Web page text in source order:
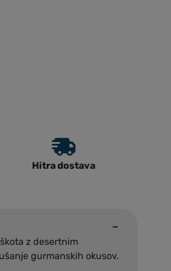
Hitra dostava
z desertnim
gurmanskih okusov.